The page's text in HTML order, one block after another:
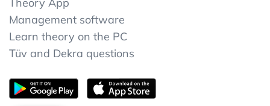
Management software
Learn theory on the PC
Tüv and Dekra questions